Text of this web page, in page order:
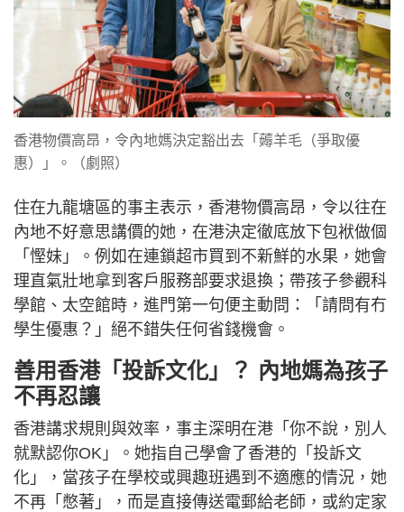
香港物價高昂，令內地媽決定豁出去「薅羊毛（爭取優
惠）」。（劇照）
住在九龍塘區的事主表示，香港物價高昂，令以往在
內地不好意思講價的她，在港決定徹底放下包袱做個
「慳妹」。例如在連鎖超市買到不新鮮的水果，她會
理直氣壯地拿到客戶服務部要求退換；帶孩子參觀科
學館、太空館時，進門第一句便主動問：「請問有冇
學生優惠？」絕不錯失任何省錢機會。
善用香港「投訴文化」？ 內地媽為孩子
不再忍讓
香港講求規則與效率，事主深明在港「你不說，別人
就默認你OK」。她指自己學會了香港的「投訴文
化」，當孩子在學校或興趣班遇到不適應的情況，她
不再「憋著」，而是直接傳送電郵給老師，或約定家